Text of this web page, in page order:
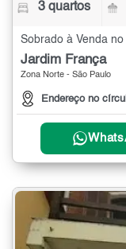
3 quartos
Sobrado à Venda
Jardim França
Zona Norte - São Paulo
Endereço no